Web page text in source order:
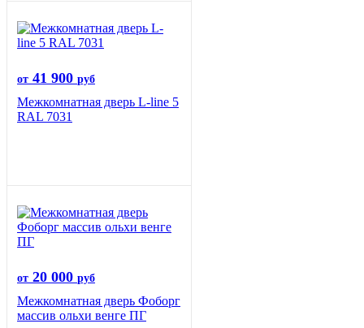
от 41 900 руб
Межкомнатная дверь L-line 5
RAL 7031
от 20 000 руб
Межкомнатная дверь Фоборг
массив ольхи венге ПГ